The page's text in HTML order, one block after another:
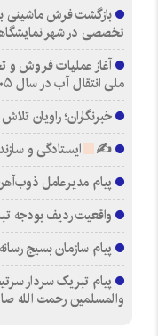
بازگشت فرش ماشینی
تخصصی در شهر
آغاز عملیات فروش و
ملی انتقال آب در سال ۱۴۰۵
خبرنگاران؛ راویان
✍
ایستادگی و
پیام مدیرعامل
واقعیت ردیف بودجه
پیام سازمان بسیج
پیام تبریک سردار
والمسلمین رحمت الله